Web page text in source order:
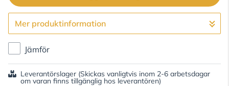
Gå till kassan
Mer produktinformation
Jämför
Leverantörslager (Skickas vanligtvis inom 2-6 arbetsdagar
om varan finns tillgänglig hos leverantören)